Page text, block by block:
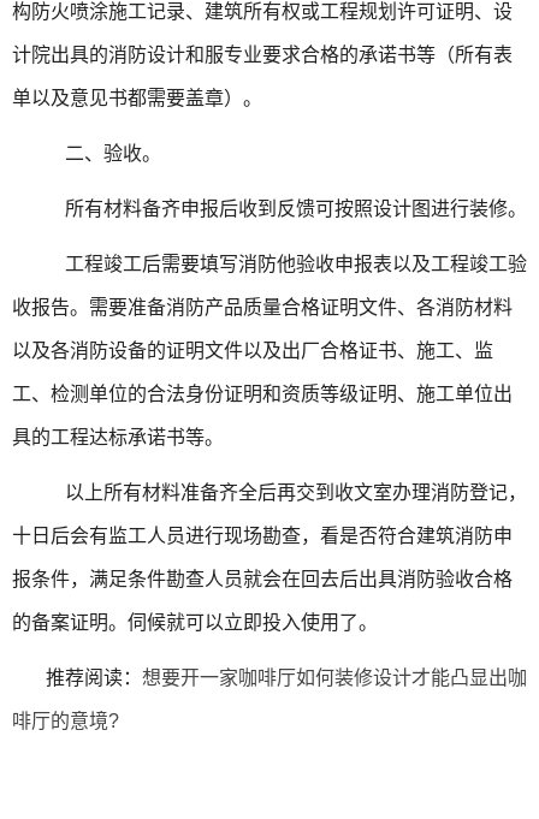
构防火喷涂施工记录、建筑所有权或工程规划许可证明、设
计院出具的消防设计和服专业要求合格的承诺书等（所有表
单以及意见书都需要盖章）。
二、验收。
所有材料备齐申报后收到反馈可按照设计图进行装修。
工程竣工后需要填写消防他验收申报表以及工程竣工验
收报告。需要准备消防产品质量合格证明文件、各消防材料
以及各消防设备的证明文件以及出厂合格证书、施工、监
工、检测单位的合法身份证明和资质等级证明、施工单位出
具的工程达标承诺书等。
以上所有材料准备齐全后再交到收文室办理消防登记，
十日后会有监工人员进行现场勘查，看是否符合建筑消防申
报条件，满足条件勘查人员就会在回去后出具消防验收合格
的备案证明。伺候就可以立即投入使用了。
推荐阅读： 想要开一家咖啡厅如何装修设计才能凸显出咖
啡厅的意境?